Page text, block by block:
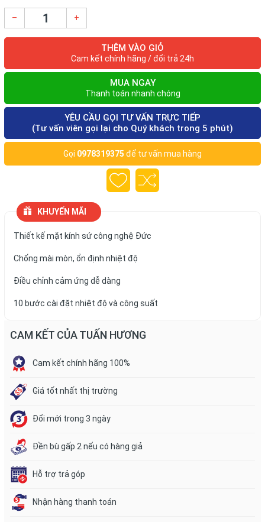
– +
THÊM VÀO GIỎ
Cam kết chính hãng / đổi trả 24h
MUA NGAY
Thanh toán nhanh chóng
YÊU CẦU GỌI TƯ VẤN TRỰC TIẾP
(Tư vấn viên gọi lại cho Quý khách trong 5 phút)
Gọi 0978319375 để tư vấn mua hàng
KHUYẾN MÃI
Thiết kế mặt kính sứ công nghệ Đức
Chống mài mòn, ổn định nhiệt độ
Điều chỉnh cảm ứng dễ dàng
10 bước cài đặt nhiệt độ và công suất
CAM KẾT CỦA TUẤN HƯƠNG
Cam kết chính hãng 100%
Giá tốt nhất thị trường
Đổi mới trong 3 ngày
Đền bù gấp 2 nếu có hàng giả
Hỗ trợ trả góp
Nhận hàng thanh toán